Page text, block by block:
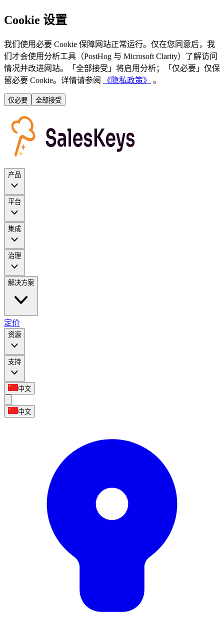
Cookie 设置
我们使用必要 Cookie 保障网站正常运行。仅在您同意后，我
们才会使用分析工具（PostHog 与 Microsoft Clarity）了解访问
情况并改进网站。「全部接受」将启用分析；「仅必要」仅保
留必要 Cookie。详情请参阅
《隐私政策》 。
仅必要 全部接受
产品
平台
集成
治理
解决方案
定价
资源
支持
中文
中文